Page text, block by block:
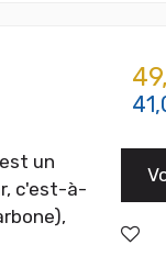
un
c'est-à-